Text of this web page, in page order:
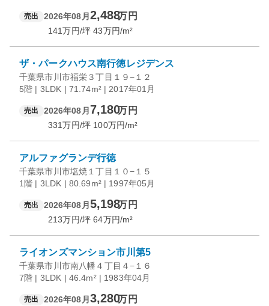
売出 2026年08月 2,488万円
141万円/坪 43万円/m²
ザ・パークハウス南行徳レジデンス
千葉県市川市福栄３丁目１９−１２
5階 | 3LDK | 71.74m² | 2017年01月
売出 2026年08月 7,180万円
331万円/坪 100万円/m²
アルファグランデ行徳
千葉県市川市塩焼１丁目１０−１５
1階 | 3LDK | 80.69m² | 1997年05月
売出 2026年08月 5,198万円
213万円/坪 64万円/m²
ライオンズマンション市川第5
千葉県市川市南八幡４丁目４−１６
7階 | 3LDK | 46.4m² | 1983年04月
売出 2026年08月 3,280万円